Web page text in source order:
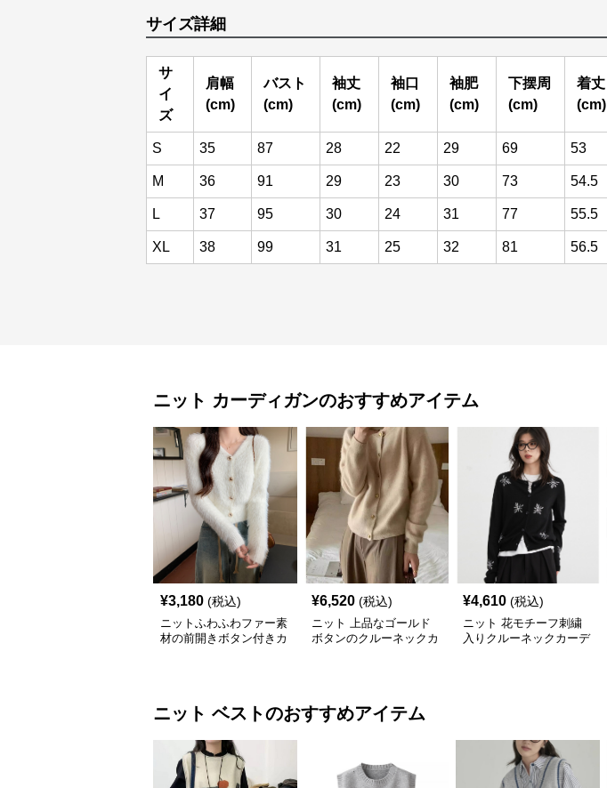
サイズ詳細
サ
イ
ズ
肩幅
(cm)
バスト
(cm)
袖丈
(cm)
袖口
(cm)
袖肥
(cm)
下摆周
(cm)
着丈
(cm)
S 35 87 28 22 29 69 53
M 36 91 29 23 30 73 54.5
L 37 95 30 24 31 77 55.5
XL 38 99 31 25 32 81 56.5
ニット カーディガンのおすすめアイテム
¥3,180 (税込)
ニットふわふわファー素
材の前開きボタン付きカ
¥6,520 (税込)
ニット 上品なゴールド
ボタンのクルーネックカ
¥4,610 (税込)
ニット 花モチーフ刺繍
入りクルーネックカーデ
ニット ベストのおすすめアイテム